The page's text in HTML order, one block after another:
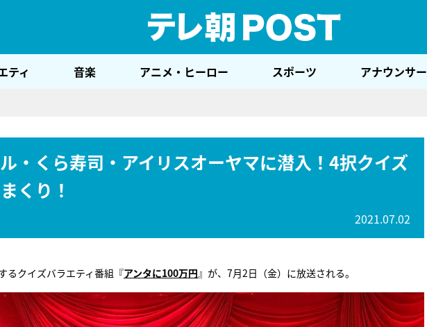
ティ 音楽 アニメ・ヒーロー スポーツ アナウンサー
・くら寿司・アイリスオーヤマに潜入！4択クイズ
くり！
2021.07.02
るクイズバラエティ番組『アンタに100万円』が、7月2日（金）に放送される。